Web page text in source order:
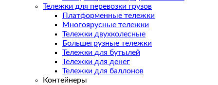
Тележки для перевозки грузов
Платформенные тележки
Многоярусные тележки
Тележки двухколесные
Большегрузные тележки
Тележки для бутылей
Тележки для денег
Тележки для баллонов
Контейнеры